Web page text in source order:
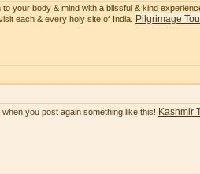
your body & mind with a blissful & kind
each & every holy site of India.
Pilgrimage
you post again something like this! Kashmir